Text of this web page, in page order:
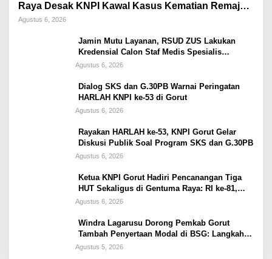
Raya Desak KNPI Kawal Kasus Kematian Remaja
yang Masih Misteri
Agustus 6, 2026
Jamin Mutu Layanan, RSUD ZUS Lakukan
Kredensial Calon Staf Medis Spesialis
Konservasi Gigi
Agustus 6, 2026
Dialog SKS dan G.30PB Warnai Peringatan
HARLAH KNPI ke-53 di Gorut
Agustus 6, 2026
Rayakan HARLAH ke-53, KNPI Gorut Gelar
Diskusi Publik Soal Program SKS dan G.30PB
Agustus 6, 2026
Ketua KNPI Gorut Hadiri Pencanangan Tiga
HUT Sekaligus di Gentuma Raya: RI ke-81,
Pramuka ke-65, dan Kecamatan ke-17
Agustus 6, 2026
Windra Lagarusu Dorong Pemkab Gorut
Tambah Penyertaan Modal di BSG: Langkah
Strategis Perkuat Fiskal Daerah
Agustus 5, 2026